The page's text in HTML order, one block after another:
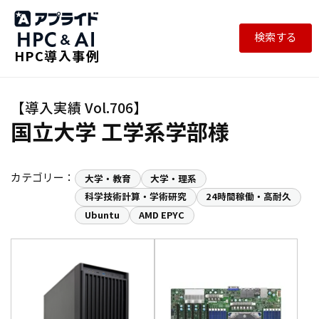
HPC導入事例
検索する
国立大学 工学系学部様
カテゴリー： 大学・教育
大学・理系
科学技術計算・学術研究
24時間稼働・高耐久
Ubuntu
AMD EPYC